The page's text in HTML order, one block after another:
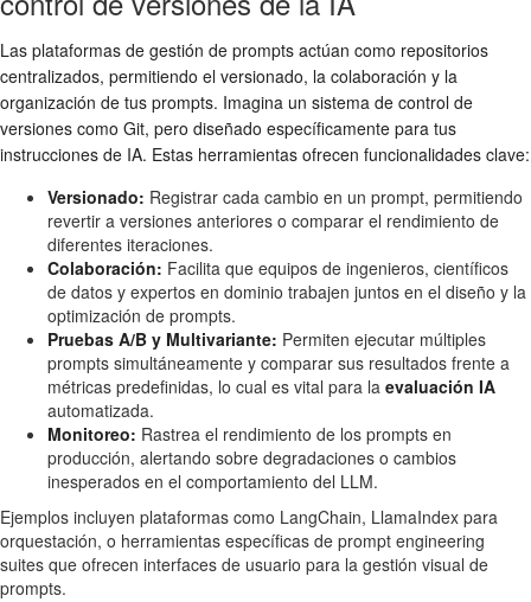
Las plataformas de gestión de prompts actúan como repositorios
centralizados, permitiendo el versionado, la colaboración y la
organización de tus prompts. Imagina un sistema de control de
versiones como Git, pero diseñado específicamente para tus
instrucciones de IA. Estas herramientas ofrecen funcionalidades clave:
Versionado: Registrar cada cambio en un prompt, permitiendo
revertir a versiones anteriores o comparar el rendimiento de
diferentes iteraciones.
Colaboración: Facilita que equipos de ingenieros, científicos
de datos y expertos en dominio trabajen juntos en el diseño y la
optimización de prompts.
Pruebas A/B y Multivariante: Permiten ejecutar múltiples
prompts simultáneamente y comparar sus resultados frente a
métricas predefinidas, lo cual es vital para la evaluación IA
automatizada.
Monitoreo: Rastrea el rendimiento de los prompts en
producción, alertando sobre degradaciones o cambios
inesperados en el comportamiento del LLM.
Ejemplos incluyen plataformas como LangChain, LlamaIndex para
orquestación, o herramientas específicas de prompt engineering
suites que ofrecen interfaces de usuario para la gestión visual de
prompts.